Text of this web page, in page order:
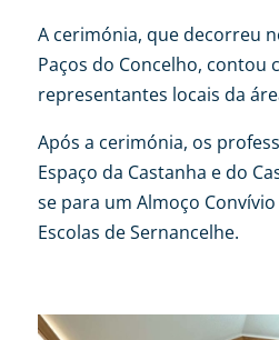
A cerimónia, que decorreu
Paços do Concelho, contou
representantes locais da
Após a cerimónia, os
Espaço da Castanha e do
se para um Almoço
Escolas de Sernancelhe.